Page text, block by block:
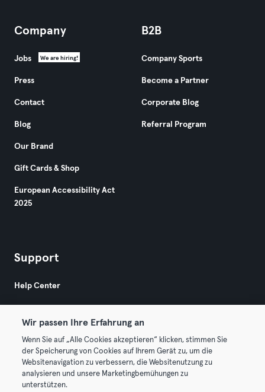
Company
Jobs We are hiring!
Press
Contact
Blog
Our Brand
Gift Cards & Shop
European Accessibility Act
2025
B2B
Company Sports
Become a Partner
Corporate Blog
Referral Program
Support
Help Center
© 2026 Urban Sports Group GmbH. All rights reserved.
Terms & Conditions
Wir passen Ihre Erfahrung an
Wenn Sie auf „Alle Cookies akzeptieren“ klicken, stimmen Sie
der Speicherung von Cookies auf Ihrem Gerät zu, um die
Websitenavigation zu verbessern, die Websitenutzung zu
analysieren und unsere Marketingbemühungen zu
unterstützen.